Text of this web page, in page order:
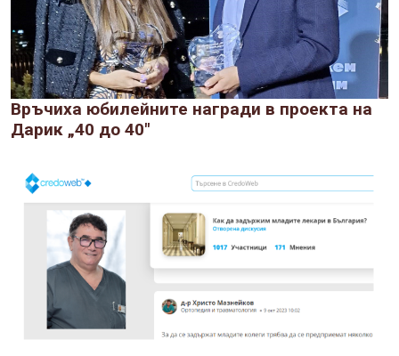
Връчиха юбилейните награди в проекта на
Дарик „40 до 40"